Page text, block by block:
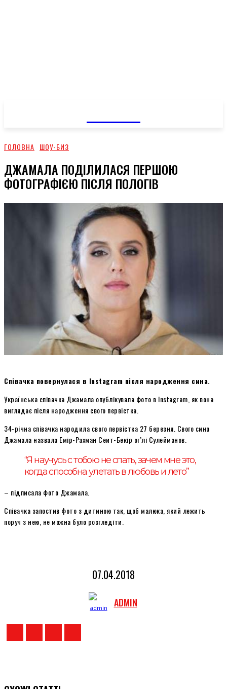
ГОЛОВНА ШОУ-БИЗ
ДЖАМАЛА ПОДІЛИЛАСЯ ПЕРШОЮ
ФОТОГРАФІЄЮ ПІСЛЯ ПОЛОГІВ
Співачка повернулася в Instagram після народження сина.
Українська співачка Джамала опублікувала фото в Instagram, як вона
виглядає після народження свого первістка.
34-річна співачка народила свого первістка 27 березня. Свого сина
Джамала назвала Емір-Рахман Сеит-Бекір ог’лі Сулейманов.
“Я научусь с тобою не спать, зачем мне это,
когда способна улетать в любовь и лето”
– підписала фото Джамала.
Співачка запостив фото з дитиною так, щоб малюка, який лежить
поруч з нею, не можна було розгледіти.
07.04.2018
ADMIN